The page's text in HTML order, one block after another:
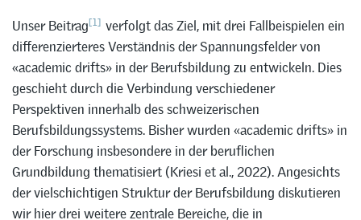
Unser Beitrag[1] verfolgt das Ziel, mit drei Fallbeispielen ein
differenzierteres Verständnis der Spannungsfelder von
«academic drifts» in der Berufsbildung zu entwickeln. Dies
geschieht durch die Verbindung verschiedener
Perspektiven innerhalb des schweizerischen
Berufsbildungssystems. Bisher wurden «academic drifts» in
der Forschung insbesondere in der beruflichen
Grundbildung thematisiert (Kriesi et al., 2022). Angesichts
der vielschichtigen Struktur der Berufsbildung diskutieren
wir hier drei weitere zentrale Bereiche, die in